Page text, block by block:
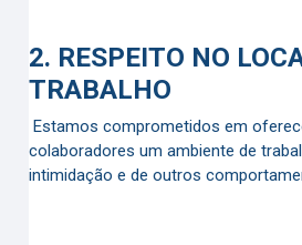
2. RESPEITO NO
TRABALHO
Estamos comprometidos em
colaboradores um ambiente de
intimidação e de outros